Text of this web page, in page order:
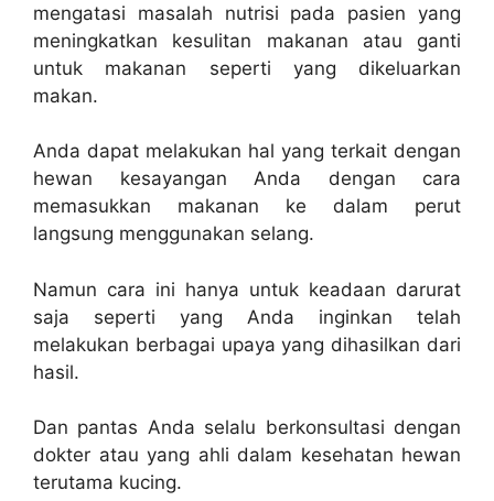
mengatasi masalah nutrisi pada pasien yang
meningkatkan kesulitan makanan atau ganti
untuk makanan seperti yang dikeluarkan
makan.
Anda dapat melakukan hal yang terkait dengan
hewan kesayangan Anda dengan cara
memasukkan makanan ke dalam perut
langsung menggunakan selang.
Namun cara ini hanya untuk keadaan darurat
saja seperti yang Anda inginkan telah
melakukan berbagai upaya yang dihasilkan dari
hasil.
Dan pantas Anda selalu berkonsultasi dengan
dokter atau yang ahli dalam kesehatan hewan
terutama kucing.